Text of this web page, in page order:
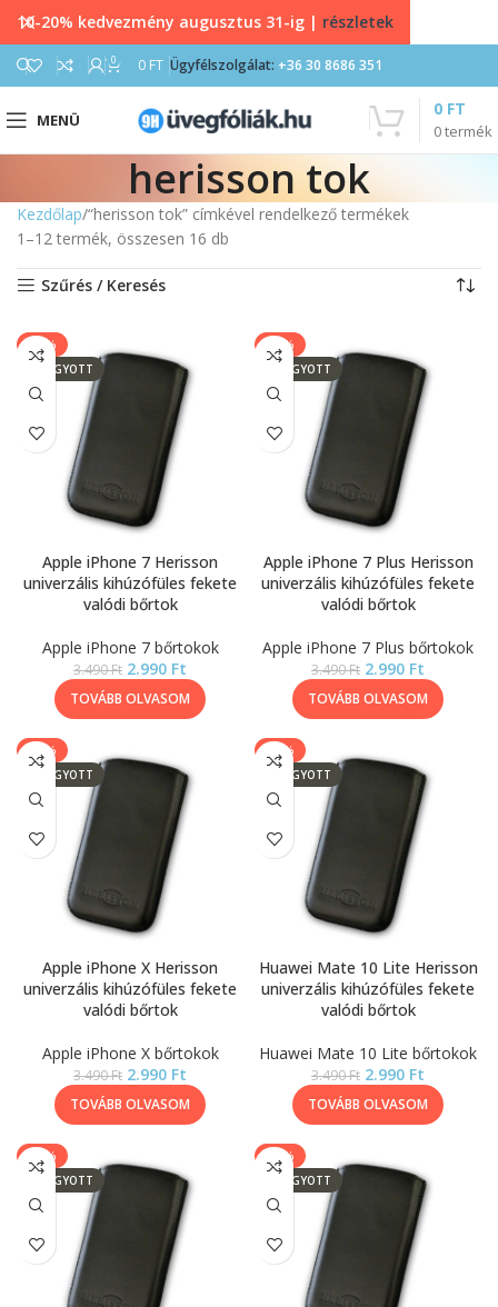
0 0 FT Ügyfélszolgálat: +36 30 8686 351
MENÜ
0termék
0 FT
herisson tok
Kezdőlap “herisson tok” címkével rendelkező termékek
1–12 termék, összesen 16 db
Szűrés / Keresés
-14%
ELFOGYOTT
Apple iPhone 7 Herisson
univerzális kihúzófüles fekete
valódi bőrtok
Apple iPhone 7 bőrtokok
3.490Ft 2.990 Ft
TOVÁBB OLVASOM
-14%
ELFOGYOTT
Apple iPhone 7 Plus Herisson
univerzális kihúzófüles fekete
valódi bőrtok
Apple iPhone 7 Plus bőrtokok
3.490Ft 2.990 Ft
TOVÁBB OLVASOM
-14%
ELFOGYOTT
Apple iPhone X Herisson
univerzális kihúzófüles fekete
valódi bőrtok
Apple iPhone X bőrtokok
3.490Ft 2.990 Ft
TOVÁBB OLVASOM
-14%
ELFOGYOTT
Huawei Mate 10 Lite Herisson
univerzális kihúzófüles fekete
valódi bőrtok
Huawei Mate 10 Lite bőrtokok
3.490Ft 2.990 Ft
TOVÁBB OLVASOM
-14%
ELFOGYOTT
-14%
ELFOGYOTT
10-20% kedvezmény augusztus 31-ig | részletek